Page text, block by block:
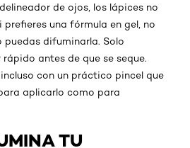
de ojos, los lápices no
prefieres una fórmula en gel, no
puedas difuminarla. Solo
antes de que se seque.
con un práctico pincel que
aplicarlo como para
TU